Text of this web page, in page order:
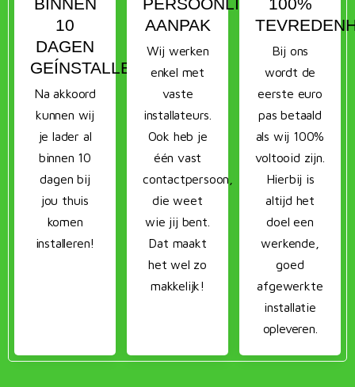
BINNEN
10
DAGEN
GEÍNSTALLEERD
Na akkoord
kunnen wij
je lader al
binnen 10
dagen bij
jou thuis
komen
installeren!
PERSOONLIJKE
AANPAK
Wij werken
enkel met
vaste
installateurs.
Ook heb je
één vast
contactpersoon,
die weet
wie jij bent.
Dat maakt
het wel zo
makkelijk!
100%
Bij ons
wordt de
eerste euro
pas betaald
als wij 100%
voltooid zijn.
Hierbij is
altijd het
doel een
werkende,
goed
afgewerkte
installatie
opleveren.